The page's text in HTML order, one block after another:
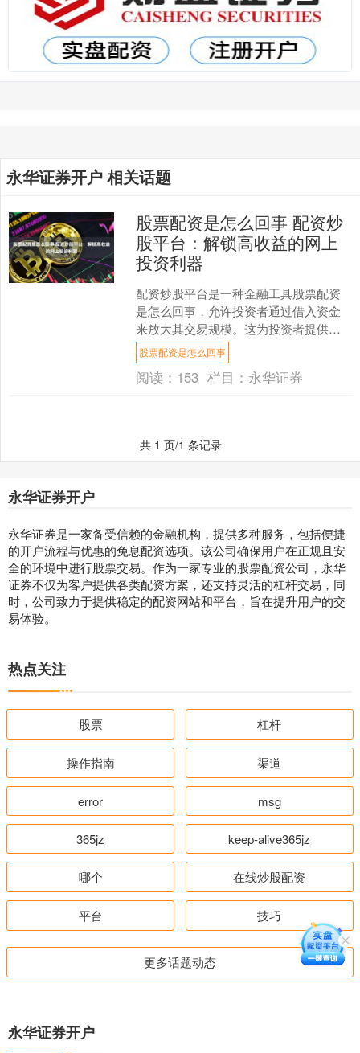
永华证券开户 相关话题
股票配资是怎么回事 配资炒
股平台：解锁高收益的网上
投资利器
配资炒股平台是一种金融工具股票配资
是怎么回事，允许投资者通过借入资金
来放大其交易规模。这为投资者提供了
增加潜在收益的机会，但同时也带来了
更高的风险。 在选择配资....
股票配资是怎么回事
阅读： 153 栏目： 永华证券
共 1 页/1 条记录
永华证券开户
永华证券是一家备受信赖的金融机构，提供多种服务，包括便捷
的开户流程与优惠的免息配资选项。该公司确保用户在正规且安
全的环境中进行股票交易。作为一家专业的股票配资公司，永华
证券不仅为客户提供各类配资方案，还支持灵活的杠杆交易，同
时，公司致力于提供稳定的配资网站和平台，旨在提升用户的交
易体验。
热点关注
股票 杠杆
操作指南 渠道
error msg
365jz keep-alive365jz
哪个 在线炒股配资
平台 技巧
更多话题动态
永华证券开户